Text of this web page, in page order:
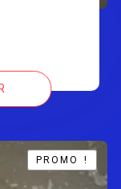
PROMO !
PROMO !